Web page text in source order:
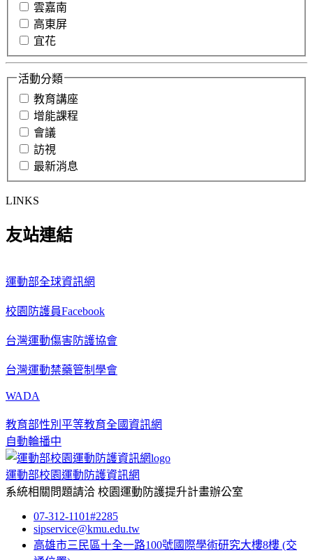
雲嘉南
高東屏
宜花
活動分類
教育講座
增能課程
會議
訪視
最新消息
LINKS
友站連結
運動部全球資訊網
校園防護員Facebook
台灣運動傷害防護協會
台灣運動禁藥管制學會
WADA
教育部性別平等教育全國資訊網
自動輪播中
運動部校園運動防護資訊網
系統相關問題請洽 校園運動防護提升計畫辦公室
07-312-1101#2285
sipservice@kmu.edu.tw
高雄市三民區十全一路100號國際學術研究大樓8樓 (交